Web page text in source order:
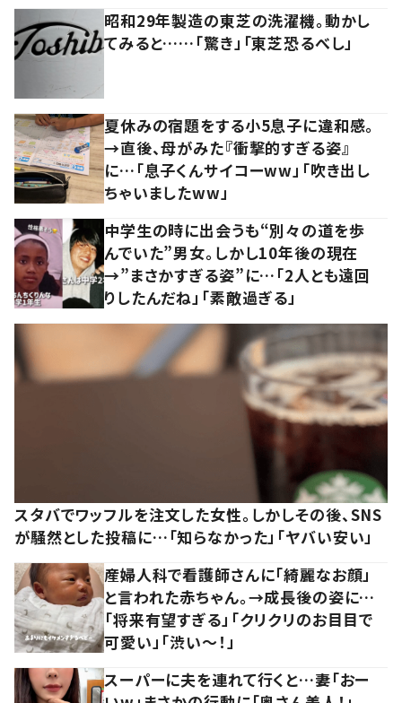
昭和29年製造の東芝の洗濯機。動かし
てみると……「驚き」「東芝恐るべし」
夏休みの宿題をする小5息子に違和感。
→直後、母がみた『衝撃的すぎる姿』
に…「息子くんサイコーww」「吹き出し
ちゃいましたww」
中学生の時に出会うも“別々の道を歩
んでいた”男女。しかし10年後の現在
→”まさかすぎる姿”に…「2人とも遠回
りしたんだね」「素敵過ぎる」
スタバでワッフルを注文した女性。しかしその後、SNS
が騒然とした投稿に…「知らなかった」「ヤバい安い」
産婦人科で看護師さんに「綺麗なお顔」
と言われた赤ちゃん。→成長後の姿に…
「将来有望すぎる」「クリクリのお目目で
可愛い」「渋い～！」
スーパーに夫を連れて行くと…妻「おー